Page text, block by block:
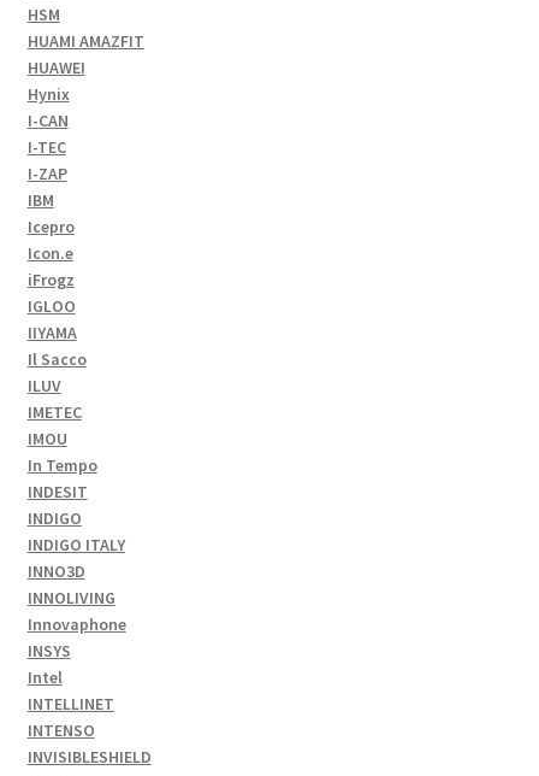
HSM
HUAMI AMAZFIT
HUAWEI
Hynix
I-CAN
I-TEC
I-ZAP
IBM
Icepro
Icon.e
iFrogz
IGLOO
IIYAMA
Il Sacco
ILUV
IMETEC
IMOU
In Tempo
INDESIT
INDIGO
INDIGO ITALY
INNO3D
INNOLIVING
Innovaphone
INSYS
Intel
INTELLINET
INTENSO
INVISIBLESHIELD